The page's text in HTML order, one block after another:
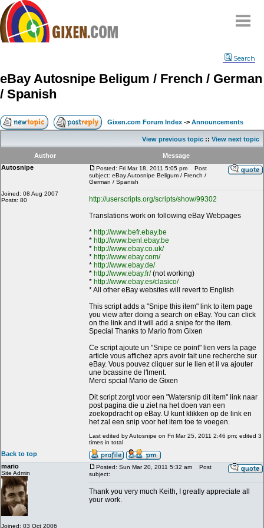
Compare
FAQ
Community
Contact
My Snipes
Search
eBay Autosnipe Beligum / French / German
/ Spanish
Gixen.com Forum Index -> Announcements
View previous topic :: View next topic
Author
Message
Autosnipe
Joined: 08 Aug 2007
Posts: 80
Posted: Fri Mar 18, 2011 5:05 pm
Post
subject: eBay Autosnipe Beligum / French /
German / Spanish
http://userscripts.org/scripts/show/99302
Translations work on following eBay Webpages
* http://www.befr.ebay.be
* http://www.benl.ebay.be
* http://www.ebay.co.uk/
* http://www.ebay.com/
* http://www.ebay.de/
* http://www.ebay.fr/(not working)
* http://www.ebay.es/clasico/
* All other eBay websites will revert to English
This script adds a "Snipe this item" link to item page
you view after doing a search on eBay. You can click
on the link and it will add a snipe for the item.
Special Thanks to Mario from Gixen
Ce script ajoute un "Snipe ce point" lien vers la page
article vous affichez aprs avoir fait une recherche sur
eBay. Vous pouvez cliquer sur le lien et il va ajouter
une bcassine de l'lment.
Merci spcial Mario de Gixen
Dit script zorgt voor een "Watersnip dit item" link naar
post pagina die u ziet na het doen van een
zoekopdracht op eBay. U kunt klikken op de link en
het zal een snip voor het item toe te voegen.
Last edited by Autosnipe on Fri Mar 25, 2011 2:46 pm; edited 3
times in total
Back to top
mario
Site Admin
Joined: 03 Oct 2006
Posted: Sun Mar 20, 2011 5:32 am
Post
subject:
Thank you very much Keith, I greatly appreciate all
your work.